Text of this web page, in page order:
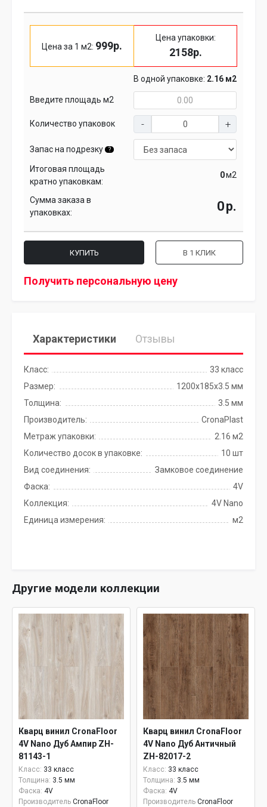
Цена за 1 м2: 999р.
Цена упаковки:
2158р.
В одной упаковке: 2.16 м2
Введите площадь м2
Количество упаковок
Запас на подрезку ?
Итоговая площадь
кратно упаковкам:
м2
Сумма заказа в
упаковках:
р.
КУПИТЬ В 1 КЛИК
Получить персональную цену
Характеристики Отзывы
Класс:
33 класс
Размер:
1200х185х3.5 мм
Толщина:
3.5 мм
Производитель:
CronaPlast
Метраж упаковки:
2.16 м2
Количество досок в упаковке:
10 шт
Вид соединения:
Замковое соединение
Фаска:
4V
Коллекция:
4V Nano
Единица измерения:
м2
Другие модели коллекции
Кварц винил CronaFloor
4V Nano Дуб Ампир ZH-
81143-1
Класс: 33 класс
Толщина: 3.5 мм
Фаска: 4V
Производитель CronaFloor
Кварц винил CronaFloor
4V Nano Дуб Античный
ZH-82017-2
Класс: 33 класс
Толщина: 3.5 мм
Фаска: 4V
Производитель CronaFloor